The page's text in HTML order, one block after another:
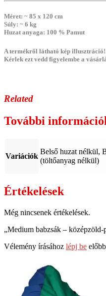
Méret: ~ 85 x 120 cm
Súly: ~ 6 kg
Huzat anyaga: 100 % Pamut
A termékről látható kép
Kérlek ezt vedd figyelembe a
Related
További
Variációk
Belső huzat nélkül,
(töltőanyag nélkül)
Értékelések
Még nincsenek értékelések.
„Medium babzsák – középzöld-
Vélemény írásához lépj be